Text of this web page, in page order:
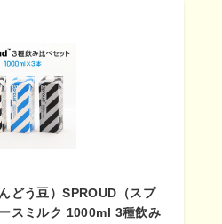
どう豆）SPROUD（スプ
スミルク 1000ml 3種飲み